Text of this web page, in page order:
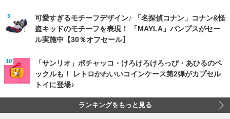
可愛すぎるモチーフデザイン♪ 「名探偵コナン」コナン&怪
盗キッドのモチーフを表現！ 「MAYLA」パンプスがセー
ル実施中【30％オフセール】
「サンリオ」ポチャッコ・けろけろけろっぴ・あひるのペ
ックルも！ レトロかわいいコインケース第2弾がカプセル
トイに登場♪
ランキングをもっと見る